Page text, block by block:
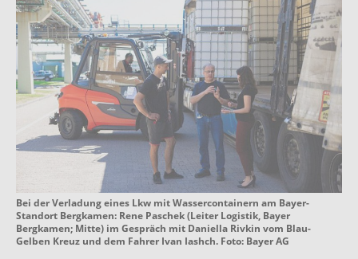
Bei der Verladung eines Lkw mit Wassercontainern am Bayer-
Standort Bergkamen: Rene Paschek (Leiter Logistik, Bayer
Bergkamen; Mitte) im Gespräch mit Daniella Rivkin vom Blau-
Gelben Kreuz und dem Fahrer Ivan Iashch. Foto: Bayer AG